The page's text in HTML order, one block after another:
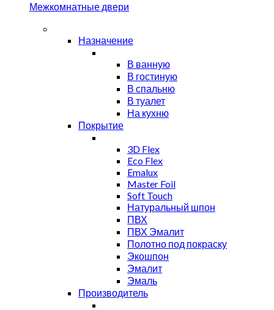
Межкомнатные двери
Назначение
В ванную
В гостиную
В спальню
В туалет
На кухню
Покрытие
3D Flex
Eco Flex
Emalux
Master Foil
Soft Touch
Натуральный шпон
ПВХ
ПВХ Эмалит
Полотно под покраску
Экошпон
Эмалит
Эмаль
Производитель